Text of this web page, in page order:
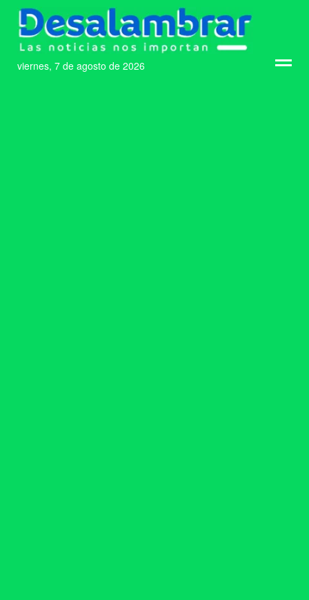
viernes, 7 de agosto de 2026